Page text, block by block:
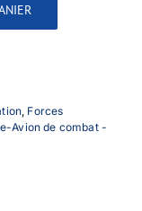
, Forces
Avion de combat -